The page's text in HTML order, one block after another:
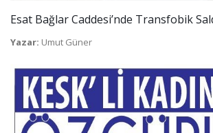
Esat Bağlar Caddesi’nde Transfobik
Yazar: Umut Güner